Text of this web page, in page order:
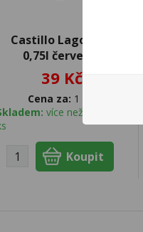
Castillo Lagomar
0,75l červené
39 Kč
Cena za: 1 ks
více než 500